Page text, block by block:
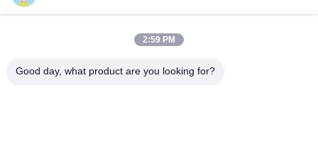
Carbure de
tungstène fait sur
commande
2:59 PM
Good day, what product are you looking for?